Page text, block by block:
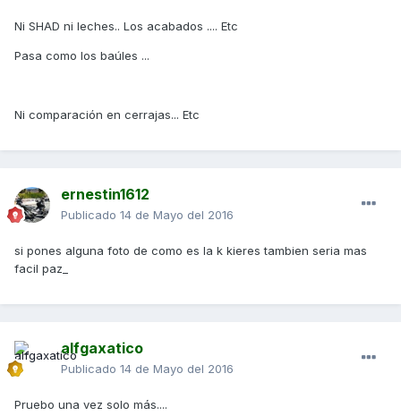
Ni SHAD ni leches.. Los acabados .... Etc
Pasa como los baúles ...
Ni comparación en cerrajas... Etc
ernestin1612
Publicado 14 de Mayo del 2016
si pones alguna foto de como es la k kieres tambien seria mas
facil paz_
alfgaxatico
Publicado 14 de Mayo del 2016
Pruebo una vez solo más....